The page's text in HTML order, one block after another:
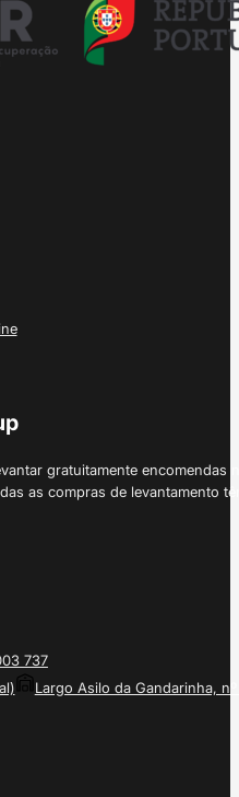
gratuitamente
as compras de levantamento
737
Largo Asilo da Gandarinha, nº